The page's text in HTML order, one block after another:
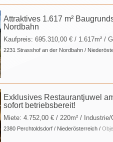
Attraktives 1.617 m²
Nordbahn
Kaufpreis: 695.310,00 € / 1.617m² /
2231 Strasshof an der Nordbahn /
Exklusives Restaurantjuwel
sofort betriebsbereit!
Miete: 4.752,00 € / 220m² /
2380 Perchtoldsdorf / Niederösterreich /